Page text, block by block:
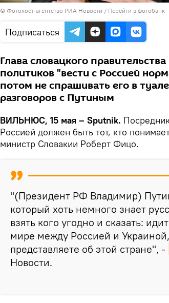
© Фотохост-агентство РИА Новости / Перейти в фотобанк
Подписаться
Глава словацкого
политиков "вести с Россией
потом не спрашивать его в
разговоров с Путиным
ВИЛЬНЮС, 15 мая – Sputnik.
Россией должен быть тот, кто
министр Словакии Роберт Фицо.
"(Президент РФ Владимир)
который хоть немного знает
взять кого угодно и сказать:
мире между Россией и
представляете об этой стране", -
Новости.